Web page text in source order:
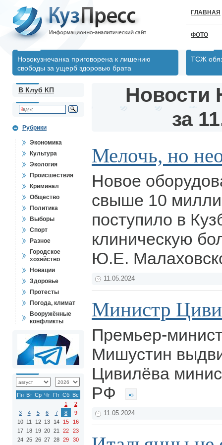
ГЛАВНАЯ
ФОТО
Новокузнечанка приговорена к лишению
свободы за ущерб здоровью брата
ТСЖ
В Клуб КП
Рубрики
Экономика
Культура
Экология
Происшествия
Криминал
Общество
Политика
Выборы
Спорт
Разное
Городское
хозяйство
Новации
Здоровье
Протесты
Погода, климат
Вооружённые
конфликты
Пн Вт Ср Чт Пт Сб Вс
1
2
3
4 5 6 7 8
9
10 11 12 13 14 15
16
17 18 19 20 21 22
23
24 25 26 27 28 29 30
Новости
за
Мелочь, но
Новое
свыше 10
поступило в
клиническую
Ю.Е.
11.05.2024
Министр
Премьер-
Мишустин
Цивилёва
РФ
11.05.2024